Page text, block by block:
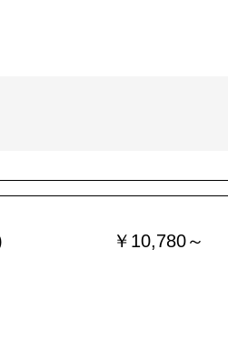
￥10,780～